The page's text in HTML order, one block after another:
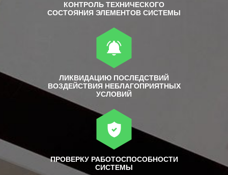
КОНТРОЛЬ ТЕХНИЧЕСКОГО
СОСТОЯНИЯ ЭЛЕМЕНТОВ СИСТЕМЫ
ЛИКВИДАЦИЮ ПОСЛЕДСТВИЙ
ВОЗДЕЙСТВИЯ НЕБЛАГОПРИЯТНЫХ
УСЛОВИЙ
ПРОВЕРКУ РАБОТОСПОСОБНОСТИ
СИСТЕМЫ